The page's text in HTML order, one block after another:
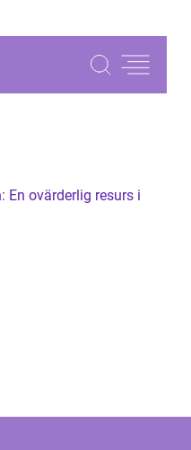
En ovärderlig resurs i